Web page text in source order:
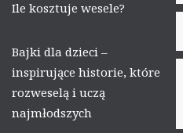
Ile kosztuje wesele?
Bajki dla dzieci –
inspirujące historie, które
rozweselą i uczą
najmłodszych